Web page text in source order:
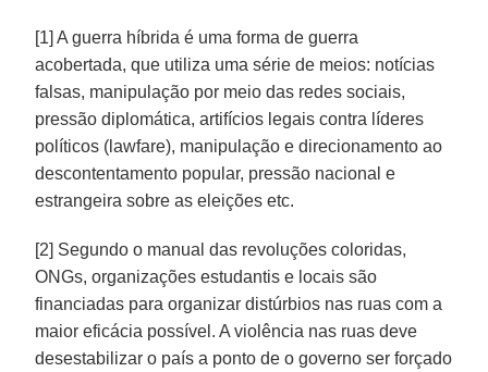
[1] A guerra híbrida é uma forma de guerra
acobertada, que utiliza uma série de meios: notícias
falsas, manipulação por meio das redes sociais,
pressão diplomática, artifícios legais contra líderes
políticos (lawfare), manipulação e direcionamento ao
descontentamento popular, pressão nacional e
estrangeira sobre as eleições etc.
[2] Segundo o manual das revoluções coloridas,
ONGs, organizações estudantis e locais são
financiadas para organizar distúrbios nas ruas com a
maior eficácia possível. A violência nas ruas deve
desestabilizar o país a ponto de o governo ser forçado